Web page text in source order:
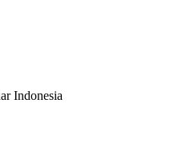
Indonesia